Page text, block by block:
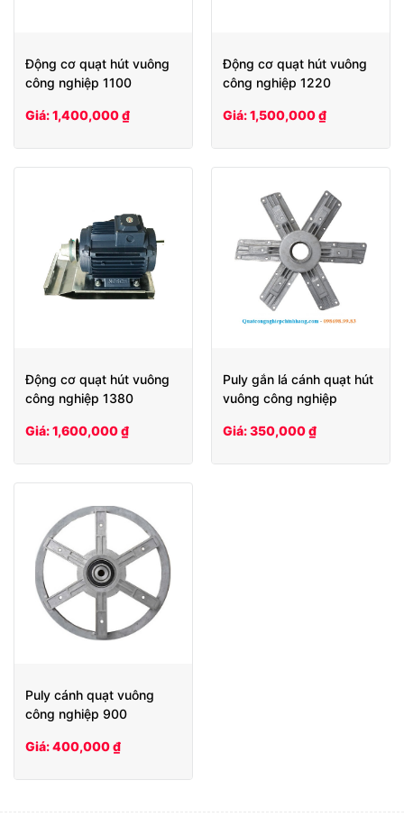
Động cơ quạt hút vuông
công nghiệp 1100
Giá: 1,400,000 ₫
Động cơ quạt hút vuông
công nghiệp 1220
Giá: 1,500,000 ₫
Động cơ quạt hút vuông
công nghiệp 1380
Giá: 1,600,000 ₫
Puly gắn lá cánh quạt hút
vuông công nghiệp
Giá: 350,000 ₫
Puly cánh quạt vuông
công nghiệp 900
Giá: 400,000 ₫